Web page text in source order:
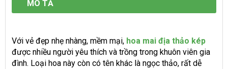
MÔ TẢ
Với vẻ đẹp nhẹ nhàng, mềm mại, hoa mai địa thảo kép
được nhiều người yêu thích và trồng trong khuôn viên gia
đình. Loại hoa này còn có tên khác là ngọc thảo, rất dễ